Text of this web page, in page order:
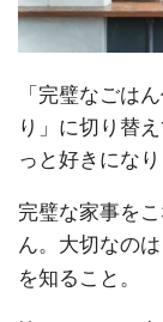
「完璧なごは
り」に切り替
っと好きになり
完璧な家事を
ん。大切なのは
を知ること。